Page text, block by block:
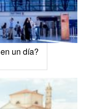
un día?